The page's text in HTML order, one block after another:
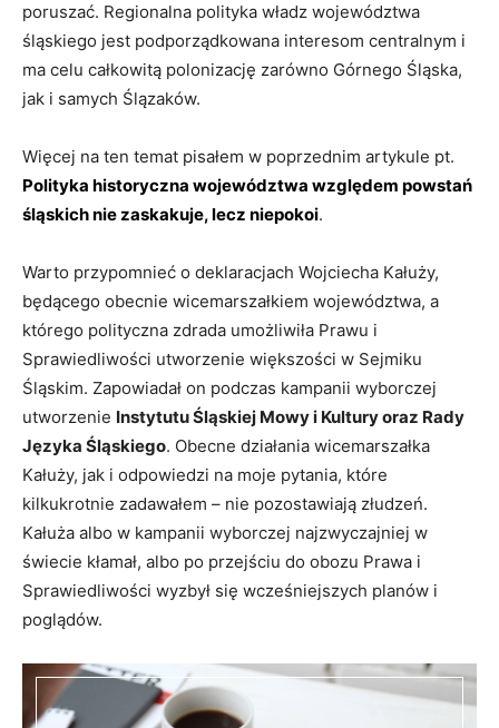
poruszać. Regionalna polityka władz województwa
śląskiego jest podporządkowana interesom centralnym i
ma celu całkowitą polonizację zarówno Górnego Śląska,
jak i samych Ślązaków.
Więcej na ten temat pisałem w poprzednim artykule pt.
Polityka historyczna województwa względem powstań
śląskich nie zaskakuje, lecz niepokoi.
Warto przypomnieć o deklaracjach Wojciecha Kałuży,
będącego obecnie wicemarszałkiem województwa, a
którego polityczna zdrada umożliwiła Prawu i
Sprawiedliwości utworzenie większości w Sejmiku
Śląskim. Zapowiadał on podczas kampanii wyborczej
utworzenie Instytutu Śląskiej Mowy i Kultury oraz Rady
Języka Śląskiego. Obecne działania wicemarszałka
Kałuży, jak i odpowiedzi na moje pytania, które
kilkukrotnie zadawałem – nie pozostawiają złudzeń.
Kałuża albo w kampanii wyborczej najzwyczajniej w
świecie kłamał, albo po przejściu do obozu Prawa i
Sprawiedliwości wyzbył się wcześniejszych planów i
poglądów.